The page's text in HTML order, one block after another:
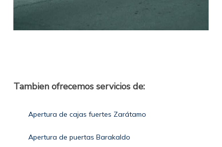
Tambien ofrecemos servicios de:
Apertura de cajas fuertes Zarátamo
Apertura de puertas Barakaldo